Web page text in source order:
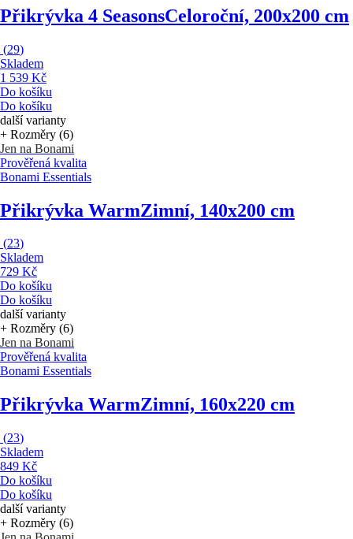
Přikrývka 4 SeasonsCeloroční, 200x200 cm
(29)
Skladem
1 539 Kč
Do košíku
Do košíku
další varianty
+ Rozměry (6)
Jen na Bonami
Prověřená kvalita
Bonami Essentials
Přikrývka WarmZimní, 140x200 cm
(23)
Skladem
729 Kč
Do košíku
Do košíku
další varianty
+ Rozměry (6)
Jen na Bonami
Prověřená kvalita
Bonami Essentials
Přikrývka WarmZimní, 160x220 cm
(23)
Skladem
849 Kč
Do košíku
Do košíku
další varianty
+ Rozměry (6)